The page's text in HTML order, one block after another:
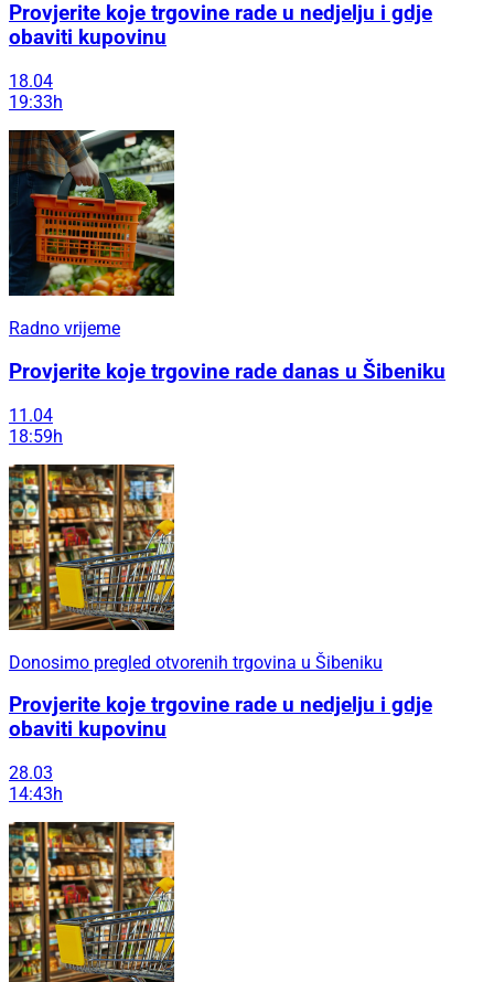
Provjerite koje trgovine rade u nedjelju i gdje
obaviti kupovinu
18.04
19:33h
Radno vrijeme
Provjerite koje trgovine rade danas u Šibeniku
11.04
18:59h
Donosimo pregled otvorenih trgovina u Šibeniku
Provjerite koje trgovine rade u nedjelju i gdje
obaviti kupovinu
28.03
14:43h